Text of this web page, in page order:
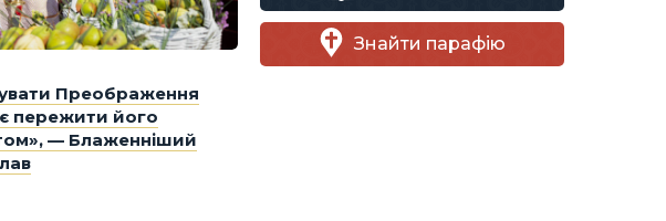
Преображення
пережити його
— Блаженніший
Знайти парафію